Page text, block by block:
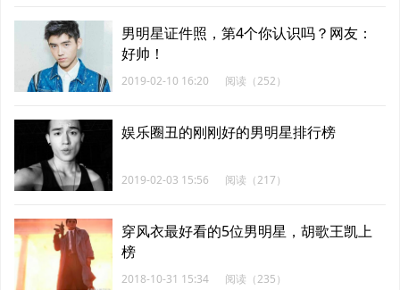
男明星证件照，第4个你认识吗？网友：
好帅！
2019-02-10 16:20 阅读（252）
娱乐圈丑的刚刚好的男明星排行榜
2019-02-03 15:56 阅读（217）
穿风衣最好看的5位男明星，胡歌王凯上
榜
2018-10-31 15:34 阅读（235）